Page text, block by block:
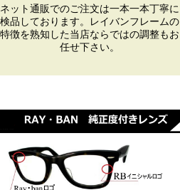
ネット通販でのご注文は一本一本丁寧に
検品しております。レイバンフレームの
特徴を熟知した当店ならではの調整もお
任せ下さい。